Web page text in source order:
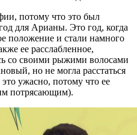
потому что это был
для Арианы. Это год, когда
положение и стали намного
ее расслабленное,
со своими рыжими волосами
но не могла расстаться
ужасно, потому что ее
потрясающим).